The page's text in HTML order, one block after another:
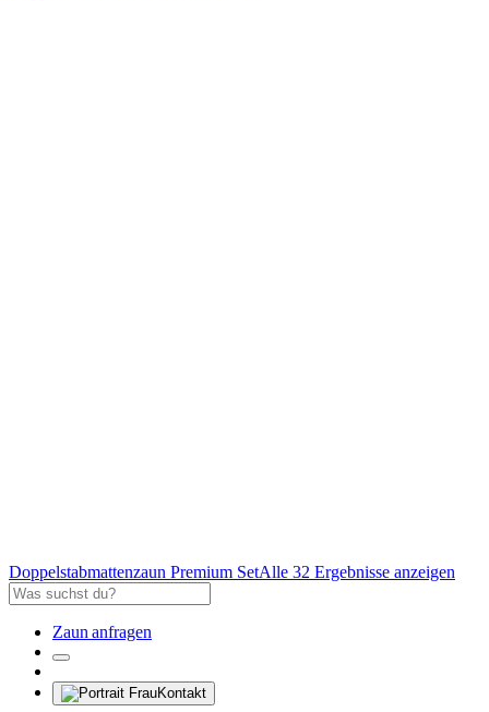
Doppelstabmattenzaun Premium SetAlle 32 Ergebnisse anzeigen
Zaun anfragen
Kontakt